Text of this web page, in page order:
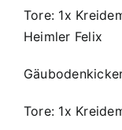
Tore: 1x
Heimler Felix
Tore: 1x